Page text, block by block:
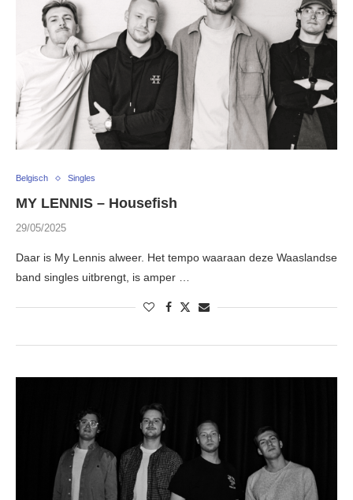
Belgisch Singles
MY LENNIS – Housefish
29/05/2025
Daar is My Lennis alweer. Het tempo waaraan deze Waaslandse
band singles uitbrengt, is amper …